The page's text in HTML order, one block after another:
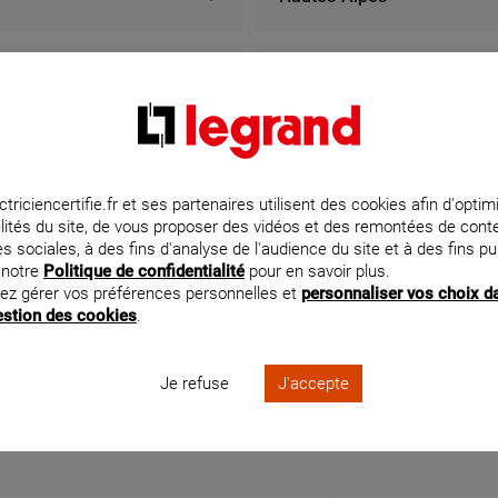
ELECTRICITE
des ateliers, 04300 FORCALQUIER
km km
ELEC
À
parc d
CERTIFIÉ PAR LEGRAND À LA
experts sélectionnés par Legrand à La Seyne-sur-Mer.
prises dans votre cuisine, poser un tableau électrique
à solliciter les services d’un électricien sélectionné par
et ses partenaires utilisent des cookies afin
du site, de vous proposer des vidéos et des remontées de
sociales, à des fins d'analyse de l'audience du site et à des fins
Politique de confidentialitépour en savoir plus.
gérer vos préférences personnelles et personnaliser vos choix
des cookies.
Je refuse J'accepte